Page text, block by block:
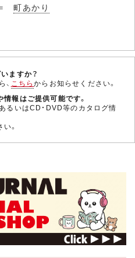
町あかり
ますか？
こちらからお知らせください。
報はご提供可能です。
るいはCD・DVD等のカタログ情
。